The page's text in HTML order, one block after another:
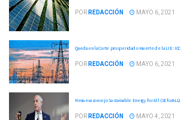
POR REDACCIÓN MAYO 6, 2021
Queda en la Corte prosperidad o muerte de la LIE: ICC
POR REDACCIÓN MAYO 6, 2021
Renueva consejo Sustainable Energy for All (SEforALL)
POR REDACCIÓN MAYO 4, 2021